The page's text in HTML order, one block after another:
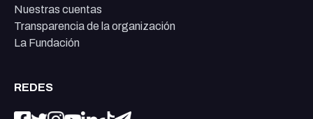
Nuestras cuentas
Transparencia de la organización
La Fundación
REDES